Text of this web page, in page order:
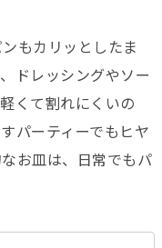
もカリッとしたま
ドレッシングやソー
くて割れにくいの
パーティーでもヒヤ
お皿は、日常でもパ